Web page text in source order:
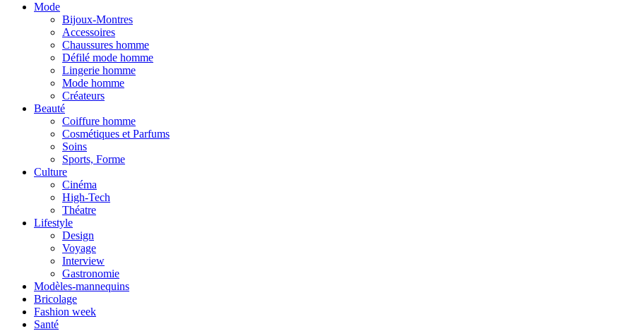
Mode
Bijoux-Montres
Accessoires
Chaussures homme
Défilé mode homme
Lingerie homme
Mode homme
Créateurs
Beauté
Coiffure homme
Cosmétiques et Parfums
Soins
Sports, Forme
Culture
Cinéma
High-Tech
Théatre
Lifestyle
Design
Voyage
Interview
Gastronomie
Modèles-mannequins
Bricolage
Fashion week
Santé